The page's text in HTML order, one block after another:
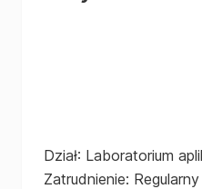
Dział: Laboratorium
Zatrudnienie: